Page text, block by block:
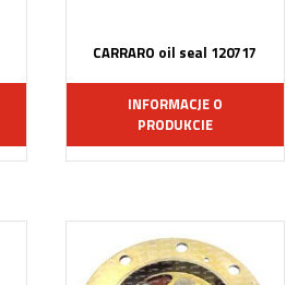
CARRARO oil seal 120717
INFORMACJE O
PRODUKCIE